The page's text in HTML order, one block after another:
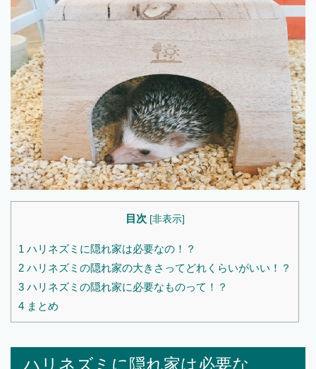
目次 [非表示]
1 ハリネズミに隠れ家は必要なの！？
2 ハリネズミの隠れ家の大きさってどれくらいがいい！？
3 ハリネズミの隠れ家に必要なものって！？
4 まとめ
ハリネズミに隠れ家は必要な